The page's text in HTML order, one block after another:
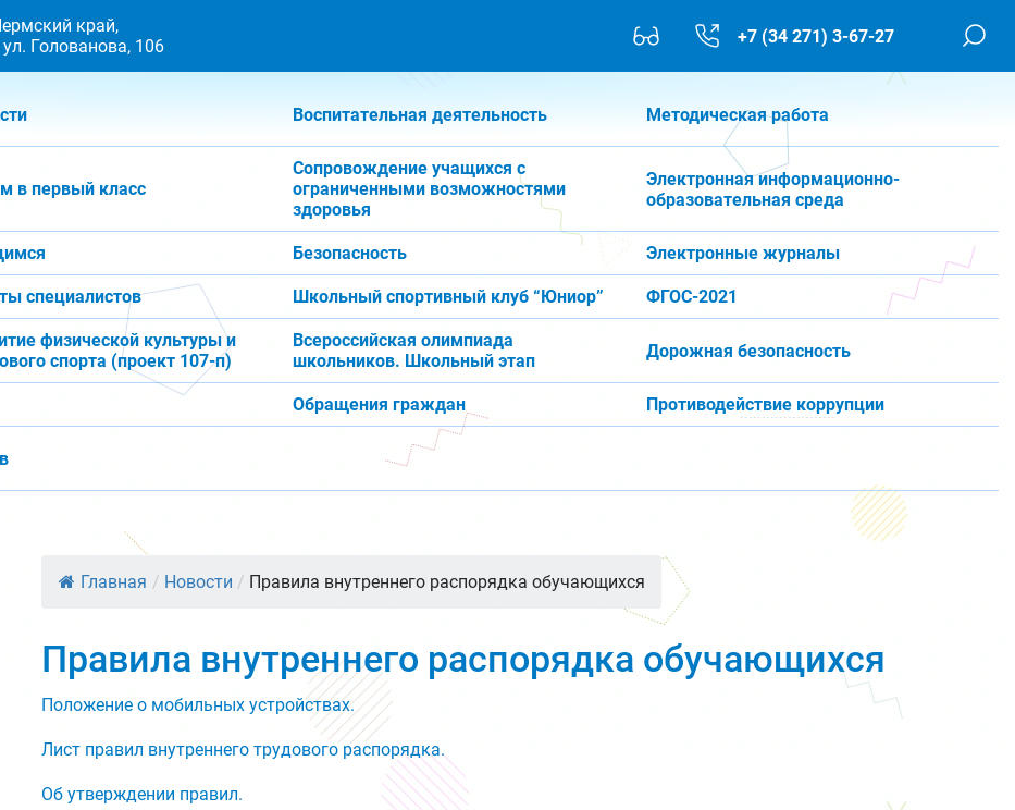
край,
ул. Голованова, 106
+7 (34 271) 3-67-27
Воспитательная деятельность Методическая работа
в первый класс
Сопровождение учащихся с
ограниченными возможностями
здоровья
Электронная информационно-
образовательная среда
Безопасность Электронные журналы
специалистов Школьный спортивный клуб “Юниор” ФГОС-2021
физической культуры и
спорта (проект 107-п)
Всероссийская олимпиада
школьников. Школьный этап
Дорожная безопасность
Обращения граждан Противодействие коррупции
Главная / Новости / Правила внутреннего распорядка обучающихся
Правила внутреннего распорядка обучающихся
Положение о мобильных устройствах.
Лист правил внутреннего трудового распорядка.
Об утверждении правил.